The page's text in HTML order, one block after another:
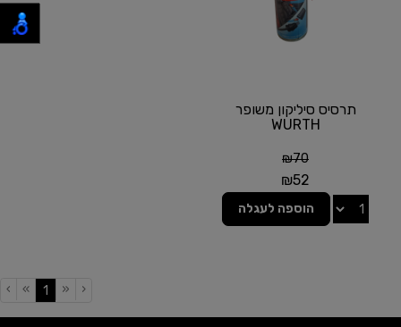
תרסיס סיליקון משופר
WURTH
₪70
₪52
הוספה לעגלה
‹
«
1
(current)
»
›